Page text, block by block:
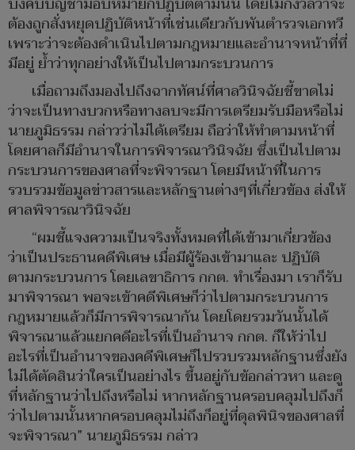
ต้องถูกสั่งหยุดปฏิบัติหน้าที่เช่นเดียวกับพันตำรวจเอกทวี
เพราะว่าจะต้องดำเนินไปตามกฎหมายและอำนาจหน้าที่ที่
มีอยู่ ย้ำว่าทุกอย่างให้เป็นไปตามกระบวนการ
เมื่อถามถึงมองไปถึงฉากทัศน์ที่ศาลวินิจฉัยชี้ขาดไม่
ว่าจะเป็นทางบวกหรือทางลบจะมีการเตรียมรับมือหรือไม่
นายภูมิธรรม กล่าวว่าไม่ได้เตรียม ถือว่าให้ทำตามหน้าที่
โดยศาลก็มีอำนาจในการพิจารณาวินิจฉัย ซึ่งเป็นไปตาม
กระบวนการของศาลที่จะพิจารณา โดยมีหน้าที่ในการ
รวบรวมข้อมูลข่าวสารและหลักฐานต่างๆที่เกี่ยวข้อง ส่งให้
ศาลพิจารณาวินิจฉัย
“ผมชี้แจงความเป็นจริงทั้งหมดที่ได้เข้ามาเกี่ยวข้อง
ว่าเป็นประธานคดีพิเศษ เมื่อมีผู้ร้องเข้ามาและ ปฏิบัติ
ตามกระบวนการ โดยเลขาธิการ กกต. ทำเรื่องมา เราก็รับ
มาพิจารณา พอจะเข้าคดีพิเศษก็ว่าไปตามกระบวนการ
กฎหมายแล้วก็มีการพิจารณากัน โดยโดยรวมวันนั้นได้
พิจารณาแล้วแยกคดีอะไรที่เป็นอำนาจ กกต. ก็ให้ว่าไป
อะไรที่เป็นอำนาจของคดีพิเศษก็ไปรวบรวมหลักฐานซึ่งยัง
ไม่ได้ตัดสินว่าใครเป็นอย่างไร ขึ้นอยู่กับข้อกล่าวหา และดู
ที่หลักฐานว่าไปถึงหรือไม่ หากหลักฐานครอบคลุมไปถึงก็
ว่าไปตามนั้นหากครอบคลุมไม่ถึงก็อยู่ที่ดุลพินิจของศาลที่
จะพิจารณา” นายภูมิธรรม กล่าว